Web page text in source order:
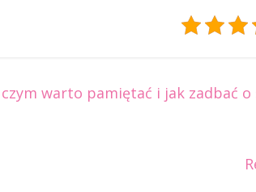
czym warto pamiętać i jak zadbać o